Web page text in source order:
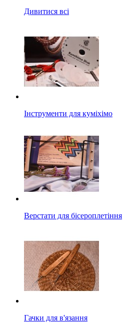
Дивитися всі
Інструменти для куміхімо
Верстати для бісероплетіння
Гачки для в'язання